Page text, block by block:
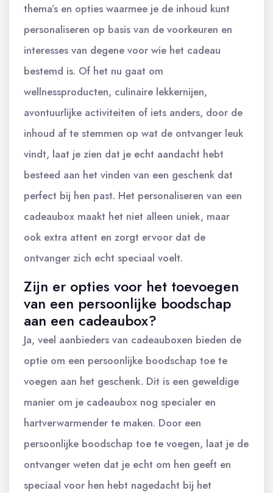
thema’s en opties waarmee je de inhoud kunt
personaliseren op basis van de voorkeuren en
interesses van degene voor wie het cadeau
bestemd is. Of het nu gaat om
wellnessproducten, culinaire lekkernijen,
avontuurlijke activiteiten of iets anders, door de
inhoud af te stemmen op wat de ontvanger leuk
vindt, laat je zien dat je echt aandacht hebt
besteed aan het vinden van een geschenk dat
perfect bij hen past. Het personaliseren van een
cadeaubox maakt het niet alleen uniek, maar
ook extra attent en zorgt ervoor dat de
ontvanger zich echt speciaal voelt.
Zijn er opties voor het toevoegen
van een persoonlijke boodschap
aan een cadeaubox?
Ja, veel aanbieders van cadeauboxen bieden de
optie om een persoonlijke boodschap toe te
voegen aan het geschenk. Dit is een geweldige
manier om je cadeaubox nog specialer en
hartverwarmender te maken. Door een
persoonlijke boodschap toe te voegen, laat je de
ontvanger weten dat je echt om hen geeft en
speciaal voor hen hebt nagedacht bij het